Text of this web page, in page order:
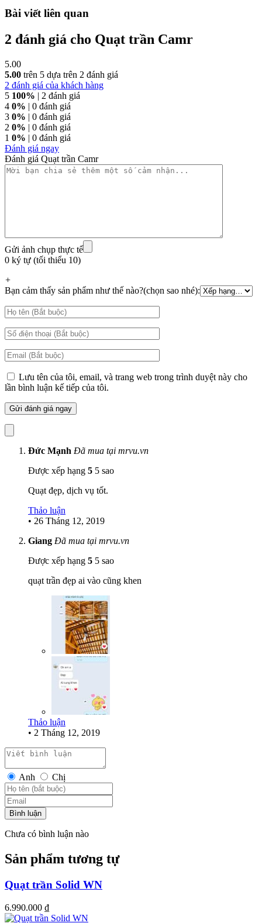
Bài viết liên quan
2 đánh giá cho Quạt trần Camr
5.00
5.00 trên 5 dựa trên 2 đánh giá
2 đánh giá của khách hàng
5 100% | 2 đánh giá
4 0% | 0 đánh giá
3 0% | 0 đánh giá
2 0% | 0 đánh giá
1 0% | 0 đánh giá
Đánh giá ngay
Đánh giá Quạt trần Camr
Gửi ảnh chụp thực tế
0 ký tự (tối thiểu 10)
+
Bạn cảm thấy sản phẩm như thế nào?(chọn sao nhé):
Lưu tên của tôi, email, và trang web trong trình duyệt này cho
lần bình luận kế tiếp của tôi.
Đức Mạnh Đã mua tại mrvu.vn
Được xếp hạng 5 5 sao
Quạt đẹp, dịch vụ tốt.
Thảo luận
• 26 Tháng 12, 2019
Giang Đã mua tại mrvu.vn
Được xếp hạng 5 5 sao
quạt trần đẹp ai vào cũng khen
Thảo luận
• 2 Tháng 12, 2019
Anh Chị
Bình luận
Chưa có bình luận nào
Sản phẩm tương tự
Quạt trần Solid WN
6.990.000 ₫